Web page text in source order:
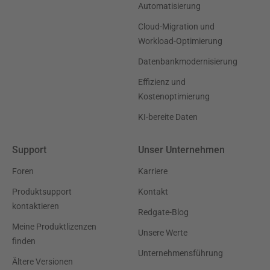
Automatisierung
Cloud-Migration und
Workload-Optimierung
Datenbankmodernisierung
Effizienz und
Kostenoptimierung
KI-bereite Daten
Support
Foren
Produktsupport
kontaktieren
Meine Produktlizenzen
finden
Ältere Versionen
Unser Unternehmen
Karriere
Kontakt
Redgate-Blog
Unsere Werte
Unternehmensführung